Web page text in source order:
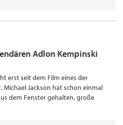
Adlon Kempinski
erst seit dem Film eines der
Jackson hat schon einmal
dem Fenster gehalten, große